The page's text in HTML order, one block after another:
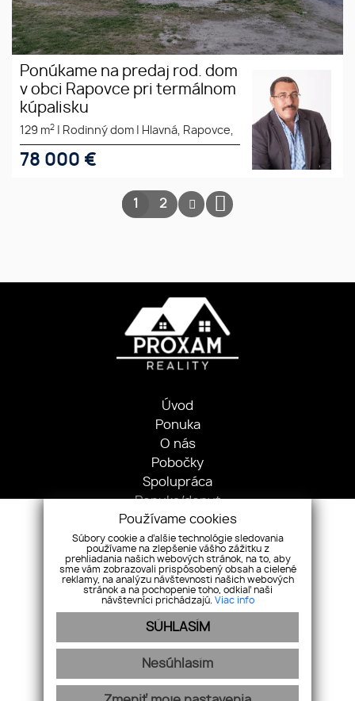
Ponúkame na predaj rod. dom
v obci Rapovce pri termálnom
kúpalisku
129 m2 Rodinný dom Hlavná, Rapovce,
78 000 €
1 2
Úvod
Ponuka
O nás
Pobočky
Spolupráca
Ponuka/dopyt
Kontakt
Martina Rázusa 29, 98401, Lučenec
+421 904 607 668
proxamreality@proxamreality.eu
Pridajte si nás
Používame cookies
Súbory cookie a ďalšie technológie sledovania
používame na zlepšenie vášho zážitku z
prehliadania našich webových stránok, na to, aby
sme vám zobrazovali prispôsobený obsah a cielené
reklamy, na analýzu návštevnosti našich webových
stránok a na pochopenie toho, odkiaľ naši
návštevníci prichádzajú. Viac info
SÚHLASÍM
Nesúhlasím